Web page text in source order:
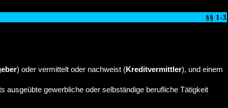
§§ 1-3
) oder vermittelt oder nachweist (Kreditvermittler), und einem
ausgeübte gewerbliche oder selbständige berufliche Tätigkeit